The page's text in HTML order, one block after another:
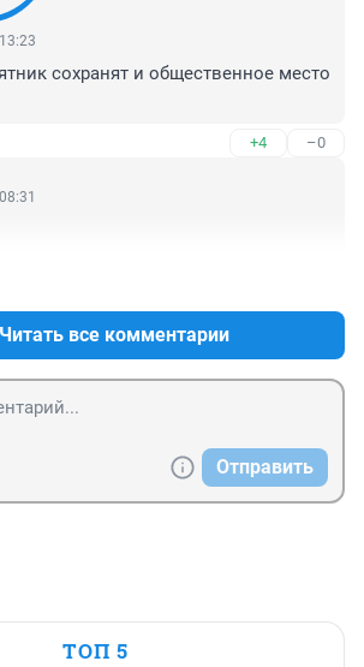
сохранят и общественное место
+4 –0
Читать все комментарии
Отправить
ТОП 5